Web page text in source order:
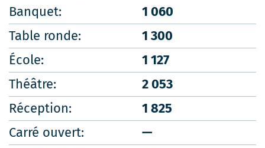
Banquet:
1 060
Table ronde:
1 300
École:
1 127
Théâtre:
2 053
Réception:
1 825
Carré ouvert:
—